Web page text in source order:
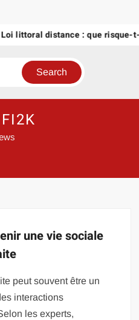
Loi littoral distance : que risque-
une vie sociale
peut souvent être un
interactions
les experts,